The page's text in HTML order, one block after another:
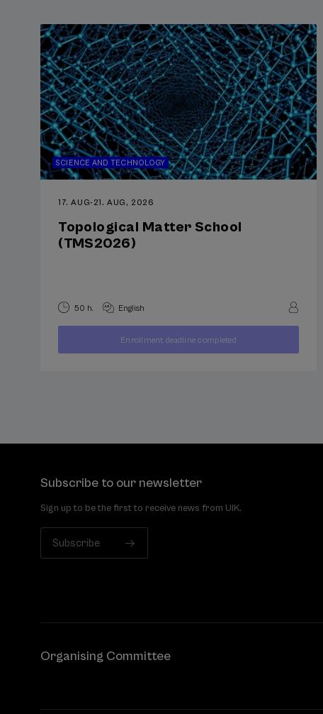
SCIENCE AND TECHNOLOGY
17. AUG-21. AUG, 2026
Topological Matter School
(TMS2026)
50 h. English
... FROM 400
Last
places
Free
Date
expired
Enrollment deadline completed
Subscribe to our newsletter
Sign up to be the first to receive news from UIK.
Subscribe
Organising Committee